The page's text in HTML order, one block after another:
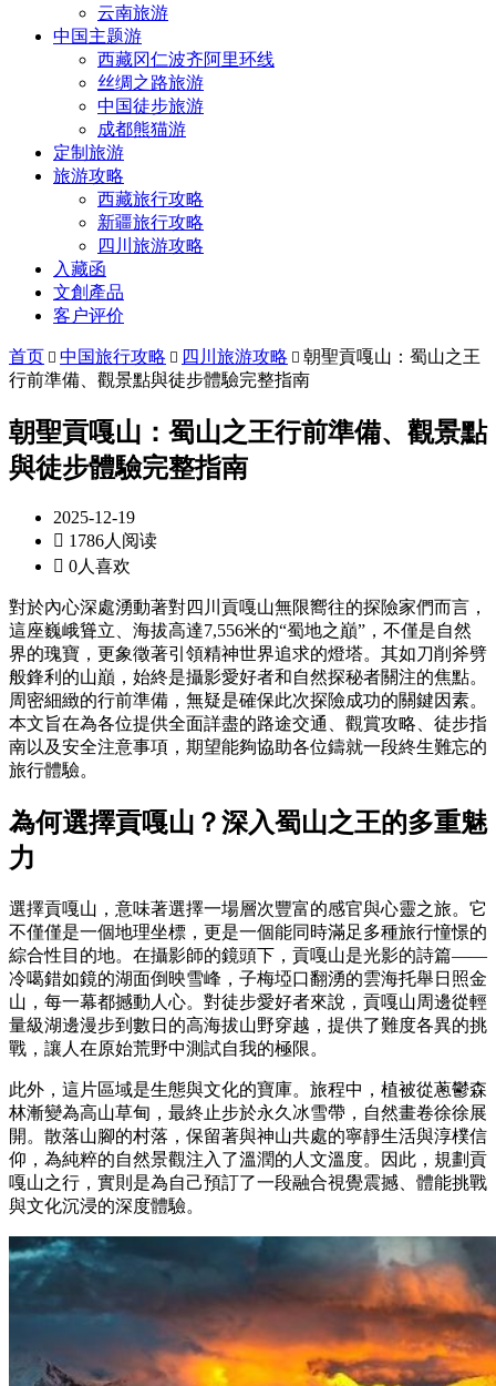
云南旅游
中国主题游
西藏冈仁波齐阿里环线
丝绸之路旅游
中国徒步旅游
成都熊猫游
定制旅游
旅游攻略
西藏旅行攻略
新疆旅行攻略
四川旅游攻略
入藏函
文創產品
客户评价
首页  中国旅行攻略  四川旅游攻略  朝聖貢嘎山：蜀山之王
行前準備、觀景點與徒步體驗完整指南
朝聖貢嘎山：蜀山之王行前準備、觀景點
與徒步體驗完整指南
2025-12-19
 1786人阅读
 0人喜欢
對於內心深處湧動著對四川貢嘎山無限嚮往的探險家們而言，
這座巍峨聳立、海拔高達7,556米的“蜀地之巔”，不僅是自然
界的瑰寶，更象徵著引領精神世界追求的燈塔。其如刀削斧劈
般鋒利的山巔，始終是攝影愛好者和自然探秘者關注的焦點。
周密細緻的行前準備，無疑是確保此次探險成功的關鍵因素。
本文旨在為各位提供全面詳盡的路途交通、觀賞攻略、徒步指
南以及安全注意事項，期望能夠協助各位鑄就一段終生難忘的
旅行體驗。
為何選擇貢嘎山？深入蜀山之王的多重魅
力
選擇貢嘎山，意味著選擇一場層次豐富的感官與心靈之旅。它
不僅僅是一個地理坐標，更是一個能同時滿足多種旅行憧憬的
綜合性目的地。在攝影師的鏡頭下，貢嘎山是光影的詩篇——
冷噶錯如鏡的湖面倒映雪峰，子梅埡口翻湧的雲海托舉日照金
山，每一幕都撼動人心。對徒步愛好者來說，貢嘎山周邊從輕
量級湖邊漫步到數日的高海拔山野穿越，提供了難度各異的挑
戰，讓人在原始荒野中測試自我的極限。
此外，這片區域是生態與文化的寶庫。旅程中，植被從蔥鬱森
林漸變為高山草甸，最終止步於永久冰雪帶，自然畫卷徐徐展
開。散落山腳的村落，保留著與神山共處的寧靜生活與淳樸信
仰，為純粹的自然景觀注入了溫潤的人文溫度。因此，規劃貢
嘎山之行，實則是為自己預訂了一段融合視覺震撼、體能挑戰
與文化沉浸的深度體驗。